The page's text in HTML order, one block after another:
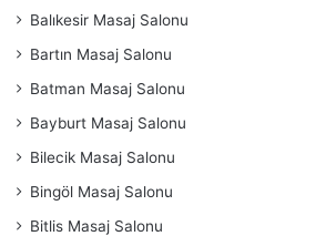
Balıkesir Masaj Salonu
Bartın Masaj Salonu
Batman Masaj Salonu
Bayburt Masaj Salonu
Bilecik Masaj Salonu
Bingöl Masaj Salonu
Bitlis Masaj Salonu